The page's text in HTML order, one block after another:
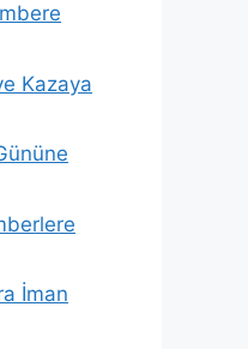
Kazaya
İman